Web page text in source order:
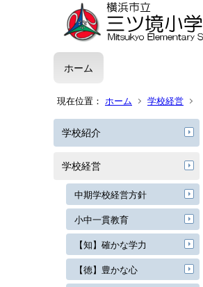
ホーム
現在位置： ホーム 学校経営
学校紹介
学校経営
中期学校経営方針
小中一貫教育
【知】確かな学力
【徳】豊かな心